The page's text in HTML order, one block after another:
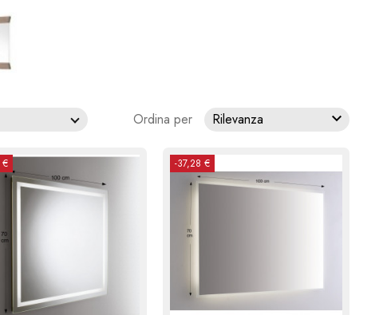
Ordina per Rilevanza 
€ -37,28 €